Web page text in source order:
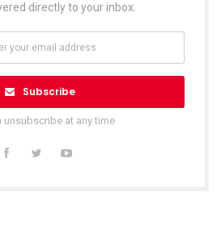
directly to your inbox.
Subscribe
unsubscribe at any time